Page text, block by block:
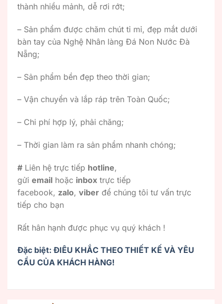
thành nhiều mảnh, dễ rơi rớt;
– Sản phẩm được chăm chút tỉ mỉ, đẹp mắt dưới
bàn tay của Nghệ Nhân làng Đá Non Nước Đà
Nẵng;
– Sản phẩm bền đẹp theo thời gian;
– Vận chuyển và lắp ráp trên Toàn Quốc;
– Chi phí hợp lý, phải chăng;
– Thời gian làm ra sản phẩm nhanh chóng;
# Liên hệ trực tiếp hotline,
gửi email hoặc inbox trực tiếp
facebook, zalo, viber để chúng tôi tư vấn trực
tiếp cho bạn
Rất hân hạnh được phục vụ quý khách !
Đặc biệt: ĐIÊU KHẮC THEO THIẾT KẾ VÀ YÊU
CẦU CỦA KHÁCH HÀNG!